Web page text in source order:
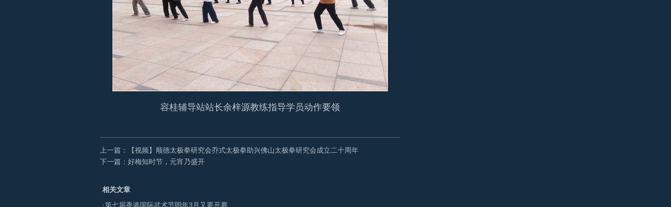
容桂辅导站站长余梓源教练指导学员动作要领
上一篇：【视频】顺德太极拳研究会乔式太极拳助兴佛山太极拳研究会成立二十周年
下一篇：好梅知时节，元宵乃盛开
相关文章
·第七届香港国际武术节明年3月又要开赛